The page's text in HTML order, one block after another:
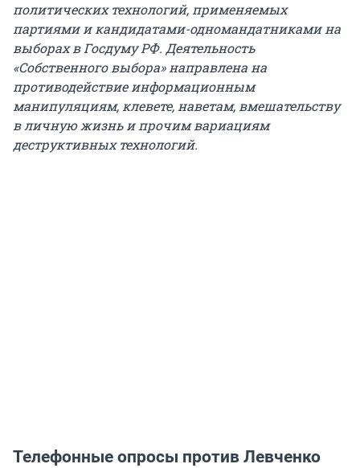
политических технологий, применяемых
партиями и кандидатами-одномандатниками на
выборах в Госдуму РФ. Деятельность
«Собственного выбора» направлена на
противодействие информационным
манипуляциям, клевете, наветам, вмешательству
в личную жизнь и прочим вариациям
деструктивных технологий.
Телефонные опросы против Левченко